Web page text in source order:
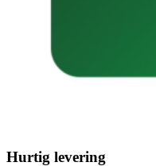
Hurtig levering